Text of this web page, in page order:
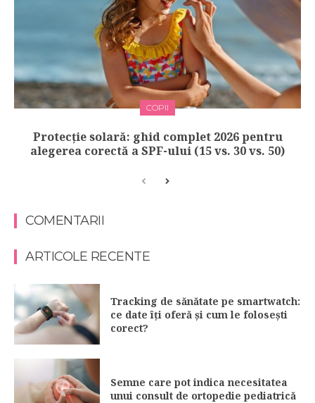
COPII
Protecție solară: ghid complet 2026 pentru
alegerea corectă a SPF-ului (15 vs. 30 vs. 50)
COMENTARII
ARTICOLE RECENTE
Tracking de sănătate pe smartwatch:
ce date îți oferă și cum le folosești
corect?
Semne care pot indica necesitatea
unui consult de ortopedie pediatrică